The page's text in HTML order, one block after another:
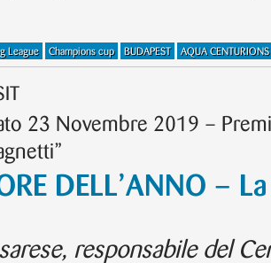
League Champions cup BUDAPEST AQUA CENTURIONS
23 Novembre 2019 –
DELL’ANNO –
responsabile del